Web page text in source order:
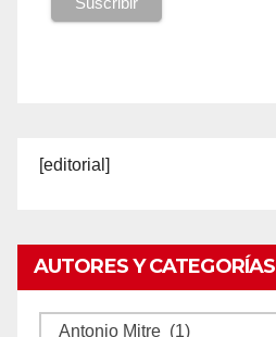
[editorial]
AUTORES Y CATEGORÍAS
Autores